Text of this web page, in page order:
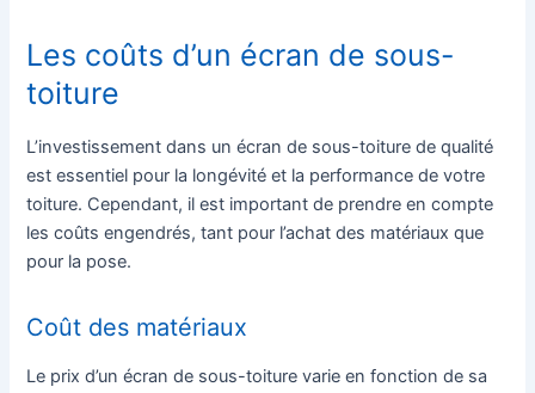
Les coûts d’un écran de sous-
toiture
L’investissement dans un écran de sous-toiture de qualité
est essentiel pour la longévité et la performance de votre
toiture. Cependant, il est important de prendre en compte
les coûts engendrés, tant pour l’achat des matériaux que
pour la pose.
Coût des matériaux
Le prix d’un écran de sous-toiture varie en fonction de sa